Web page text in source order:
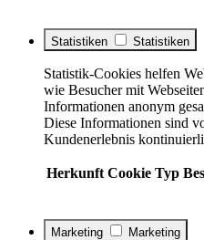
Statistiken Statistiken
Statistik-Cookies helfen
wie Besucher mit
Informationen anonym
Diese Informationen sind
Kundenerlebnis
Herkunft Cookie Typ
Marketing Marketing